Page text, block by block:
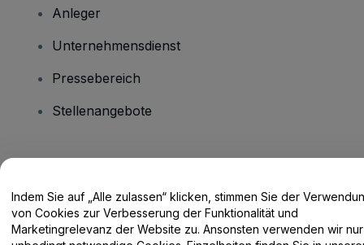
Anleger
Unternehmensdienst
Pressebereich
Stellenangebote
Hilfe-Center / Kontakt
Indem Sie auf „Alle zulassen“ klicken, stimmen Sie der
von Cookies zur Verbesserung der Funktionalität und
Marketingrelevanz der Website zu. Ansonsten verwenden wir nur